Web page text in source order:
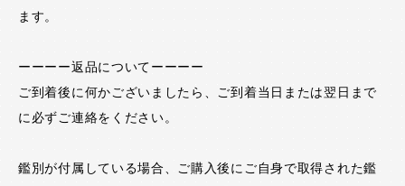
ます。
ーーーー返品についてーーーー
ご到着後に何かございましたら、ご到着当日または翌日まで
に必ずご連絡をください。
鑑別が付属している場合、ご購入後にご自身で取得された鑑